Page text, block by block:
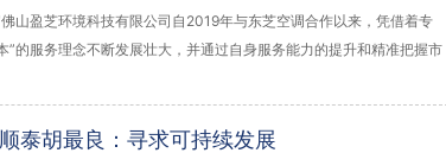
山盈芝环境科技有限公司自2019年与东芝空调合作以来，凭借着专
”的服务理念不断发展壮大，并通过自身服务能力的提升和精准把握市
泰胡最良：寻求可持续发展